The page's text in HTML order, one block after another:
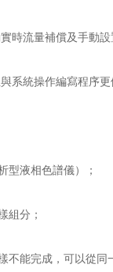
流量補償及手動設
統操作編寫程序更
液相色譜儀）；
分；
能完成，可以從同